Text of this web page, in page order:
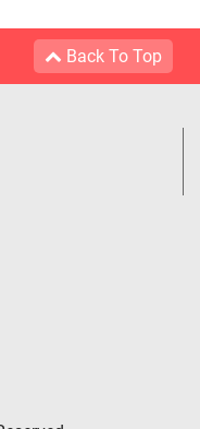
Back To Top